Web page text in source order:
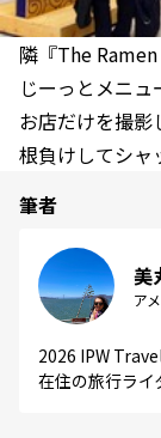
隣『The Ramen
じーっとメニ
お店だけを撮影
根負けしてシャ
筆者
美
ア
2026 IPW
在住の旅行ライ